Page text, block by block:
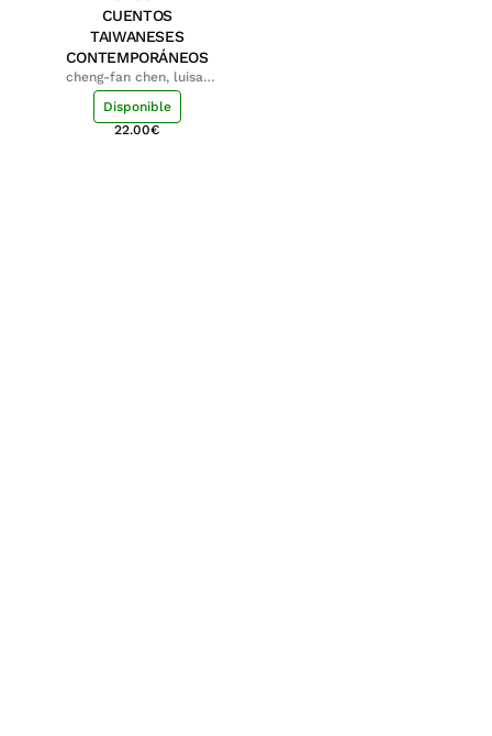
CUENTOS
TAIWANESES
CONTEMPORÁNEOS
cheng-fan chen, luisa;
shu-ying chang, luisa
Disponible
22.00€